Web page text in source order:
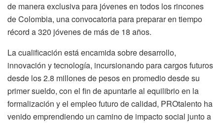
de manera exclusiva para jóvenes en todos los rincones
de Colombia, una convocatoria para preparar en tiempo
récord a 320 jóvenes de más de 18 años.
La cualificación está encamida sobre desarrollo,
innovación y tecnología, incursionando para cargos futuros
desde los 2.8 millones de pesos en promedio desde su
primer sueldo, con el fin de apuntarle al equilibrio en la
formalización y el empleo futuro de calidad, PROtalento ha
venido emprendiendo un camino de impacto social junto a